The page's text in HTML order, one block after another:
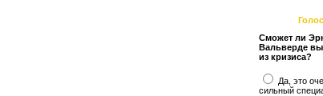
Сможет ли
Вальверде
из кризиса?
Да, это
сильный